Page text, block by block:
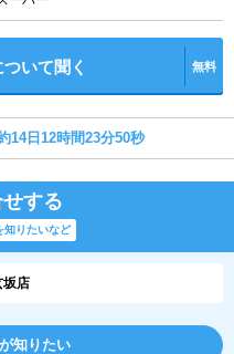
いて聞く 無料
14日12時間23分49秒
する
知りたいなど
坂店
知りたい